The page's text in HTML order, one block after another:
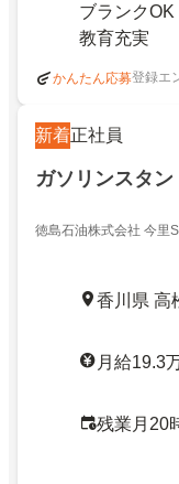
ブランクOK
教育充実
かんたん応募登録エ
新着正社員
ガソリンスタ
徳島石油株式会社 今里
香川県 高
月給19.3
残業月20